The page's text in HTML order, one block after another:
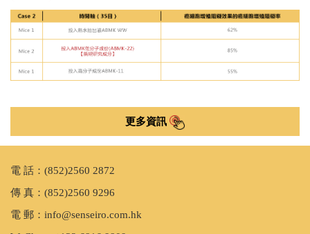
更多資訊
電 話：(852)2560 2872
傳 真：(852)2560 9296
電 郵：info@senseiro.com.hk